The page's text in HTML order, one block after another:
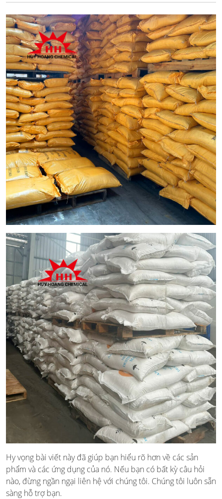
Hy vọng bài viết này đã giúp bạn hiểu rõ hơn về các sản
phẩm và các ứng dụng của nó. Nếu bạn có bất kỳ câu hỏi
nào, đừng ngần ngại liên hệ với chúng tôi. Chúng tôi luôn sẵn
sàng hỗ trợ bạn.